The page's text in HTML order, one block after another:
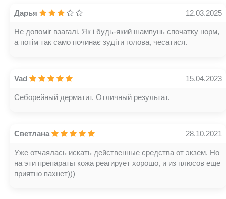
Дарья 12.03.2025
Не допоміг взагалі. Як і будь-який шампунь спочатку норм,
а потім так само починає зудіти голова, чесатися.
Vad 15.04.2023
Себорейный дерматит. Отличный результат.
Светлана 28.10.2021
Уже отчаялась искать действенные средства от экзем. Но
на эти препараты кожа реагирует хорошо, и из плюсов еще
приятно пахнет)))